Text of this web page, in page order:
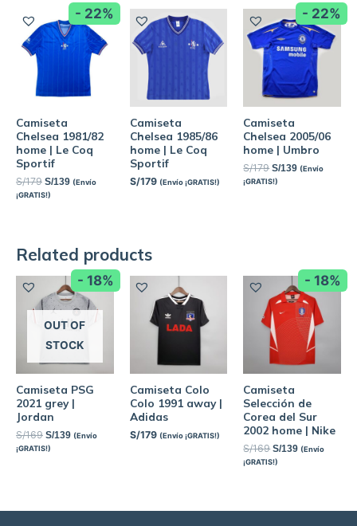
- 22%
Camiseta
Chelsea 1981/82
home | Le Coq
Sportif
S/179 S/139 (Envío
¡GRATIS!)
Camiseta
Chelsea 1985/86
home | Le Coq
Sportif
S/179 (Envío ¡GRATIS!)
- 22%
Camiseta
Chelsea 2005/06
home | Umbro
S/179 S/139 (Envío
¡GRATIS!)
Related products
- 18%
OUT OF
STOCK
Camiseta PSG
2021 grey |
Jordan
S/169 S/139 (Envío
¡GRATIS!)
Camiseta Colo
Colo 1991 away |
Adidas
S/179 (Envío ¡GRATIS!)
- 18%
Camiseta
Selección de
Corea del Sur
2002 home | Nike
S/169 S/139 (Envío
¡GRATIS!)